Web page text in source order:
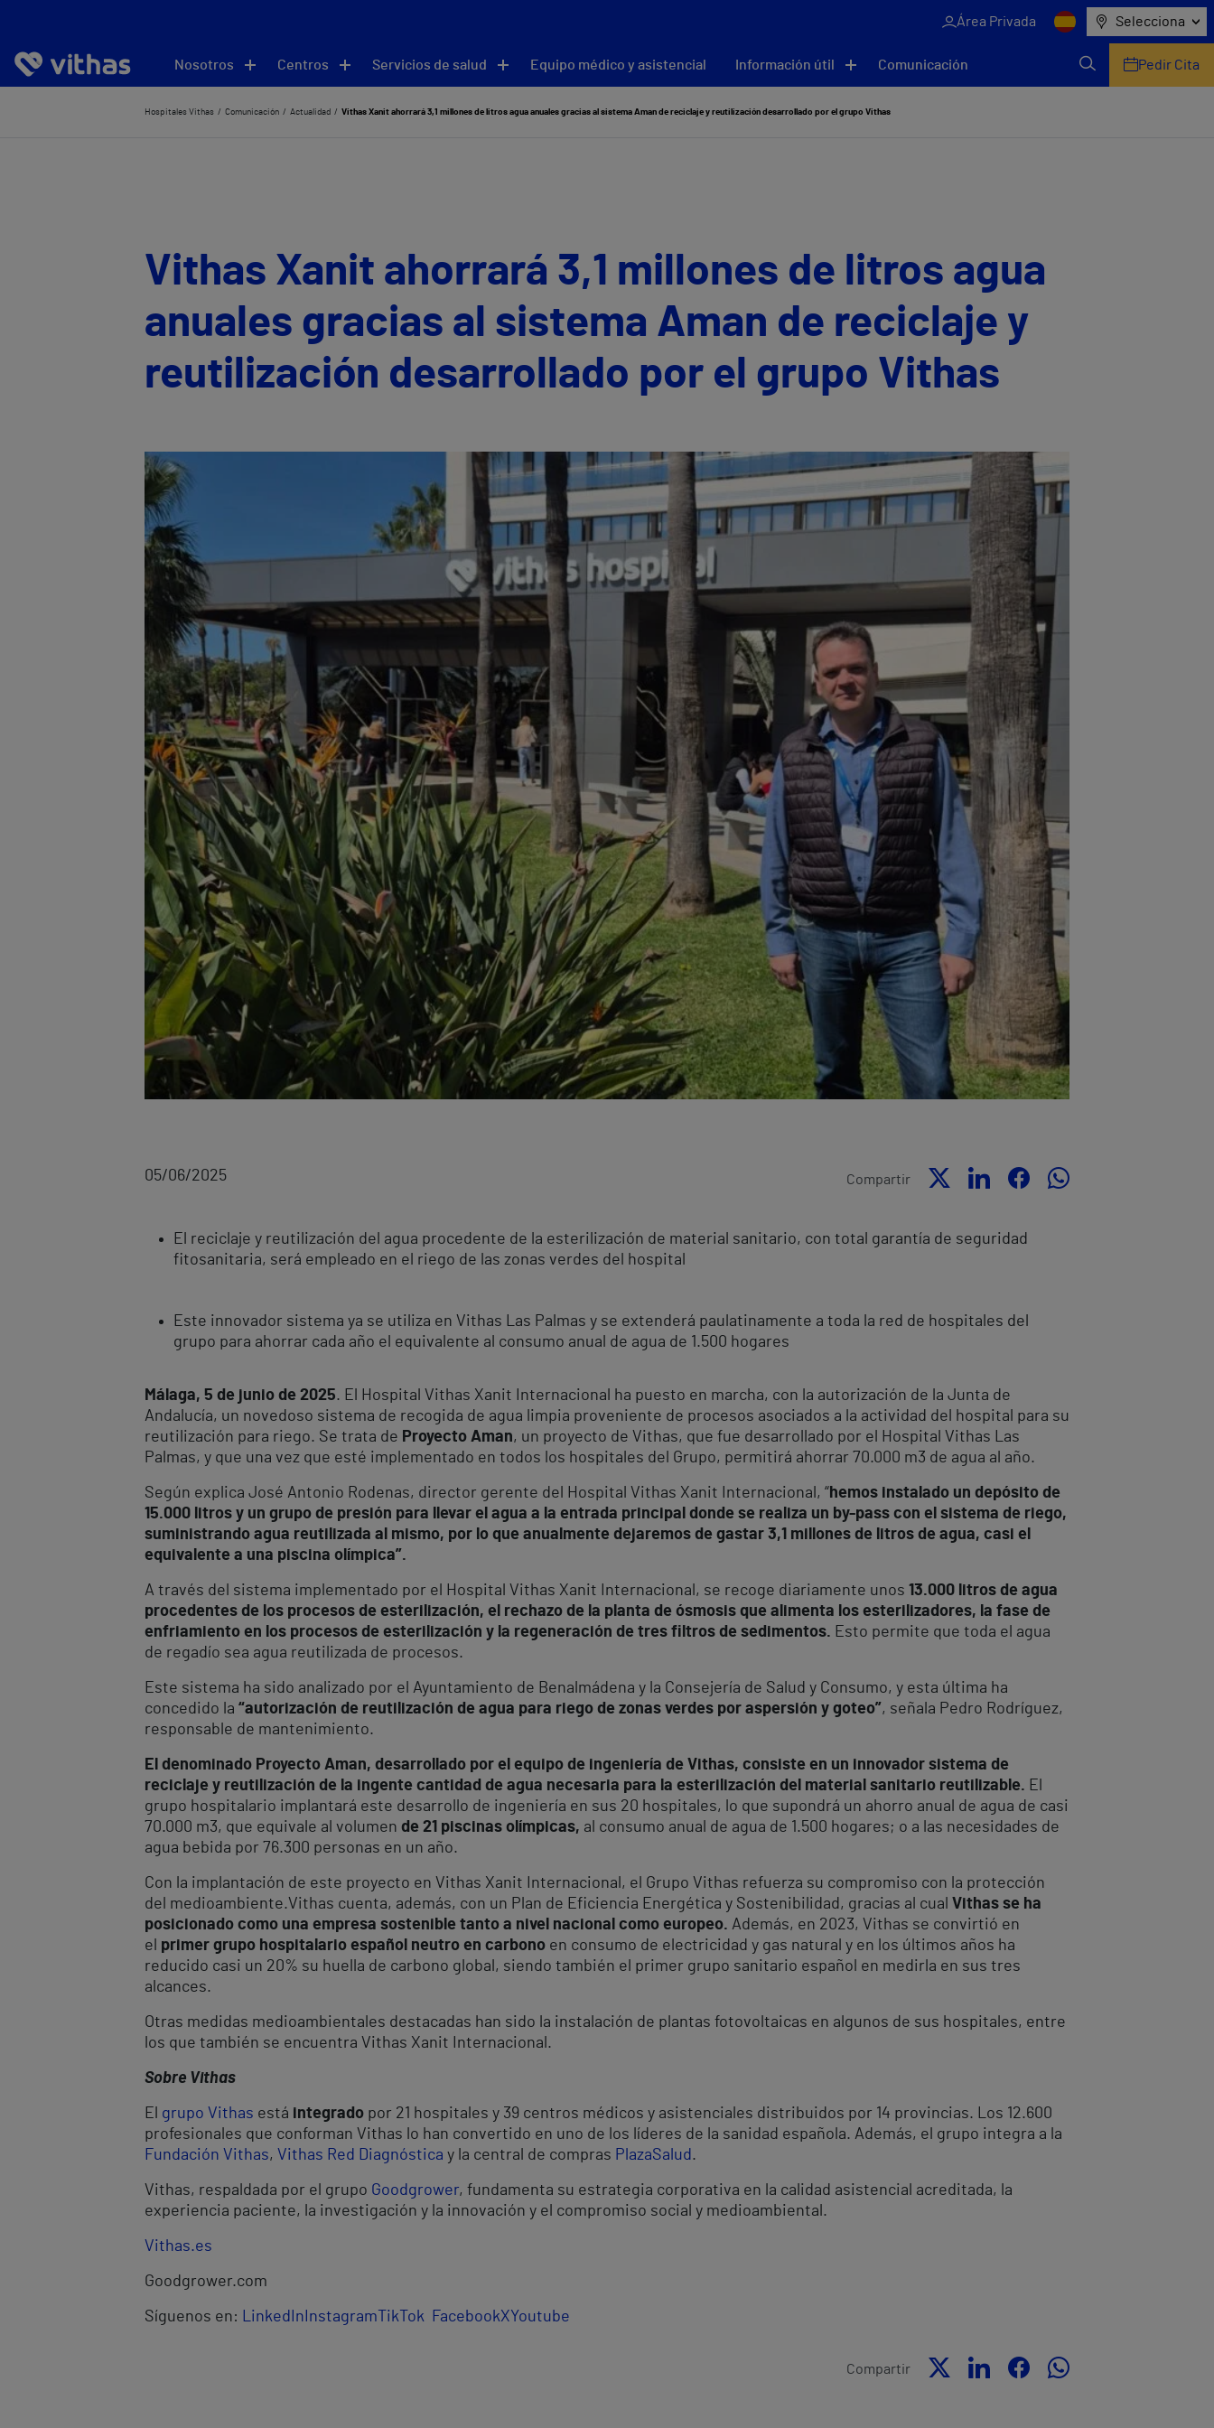
Área Privada Selecciona
Nosotros Centros Servicios de salud Equipo médico y asistencial Información útil Comunicación Pedir Cita
Hospitales Vithas Comunicación Actualidad Vithas Xanit ahorrará 3,1 millones de litros agua anuales gracias al sistema Aman de reciclaje y reutilización desarrollado por el grupo Vithas
Vithas Xanit ahorrará 3,1 millones de litros agua
anuales gracias al sistema Aman de reciclaje y
reutilización desarrollado por el grupo Vithas
05/06/2025 Compartir
El reciclaje y reutilización del agua procedente de la esterilización de material sanitario, con total garantía de seguridad
fitosanitaria, será empleado en el riego de las zonas verdes del hospital
Este innovador sistema ya se utiliza en Vithas Las Palmas y se extenderá paulatinamente a toda la red de hospitales del
grupo para ahorrar cada año el equivalente al consumo anual de agua de 1.500 hogares
Málaga, 5 de junio de 2025. El Hospital Vithas Xanit Internacional ha puesto en marcha, con la autorización de la Junta de
Andalucía, un novedoso sistema de recogida de agua limpia proveniente de procesos asociados a la actividad del hospital para su
reutilización para riego. Se trata de Proyecto Aman, un proyecto de Vithas, que fue desarrollado por el Hospital Vithas Las
Palmas, y que una vez que esté implementado en todos los hospitales del Grupo, permitirá ahorrar 70.000 m3 de agua al año.
Según explica José Antonio Rodenas, director gerente del Hospital Vithas Xanit Internacional, “hemos instalado un depósito de
15.000 litros y un grupo de presión para llevar el agua a la entrada principal donde se realiza un by-pass con el sistema de riego,
suministrando agua reutilizada al mismo, por lo que anualmente dejaremos de gastar 3,1 millones de litros de agua, casi el
equivalente a una piscina olímpica”.
A través del sistema implementado por el Hospital Vithas Xanit Internacional, se recoge diariamente unos 13.000 litros de agua
procedentes de los procesos de esterilización, el rechazo de la planta de ósmosis que alimenta los esterilizadores, la fase de
enfriamiento en los procesos de esterilización y la regeneración de tres filtros de sedimentos. Esto permite que toda el agua
de regadío sea agua reutilizada de procesos.
Este sistema ha sido analizado por el Ayuntamiento de Benalmádena y la Consejería de Salud y Consumo, y esta última ha
concedido la “autorización de reutilización de agua para riego de zonas verdes por aspersión y goteo”, señala Pedro Rodríguez,
responsable de mantenimiento.
El denominado Proyecto Aman, desarrollado por el equipo de ingeniería de Vithas, consiste en un innovador sistema de
reciclaje y reutilización de la ingente cantidad de agua necesaria para la esterilización del material sanitario reutilizable. El
grupo hospitalario implantará este desarrollo de ingeniería en sus 20 hospitales, lo que supondrá un ahorro anual de agua de casi
70.000 m3, que equivale al volumen de 21 piscinas olímpicas, al consumo anual de agua de 1.500 hogares; o a las necesidades de
agua bebida por 76.300 personas en un año.
Con la implantación de este proyecto en Vithas Xanit Internacional, el Grupo Vithas refuerza su compromiso con la protección
del medioambiente.Vithas cuenta, además, con un Plan de Eficiencia Energética y Sostenibilidad, gracias al cual Vithas se ha
posicionado como una empresa sostenible tanto a nivel nacional como europeo. Además, en 2023, Vithas se convirtió en
el primer grupo hospitalario español neutro en carbono en consumo de electricidad y gas natural y en los últimos años ha
reducido casi un 20% su huella de carbono global, siendo también el primer grupo sanitario español en medirla en sus tres
alcances.
Otras medidas medioambientales destacadas han sido la instalación de plantas fotovoltaicas en algunos de sus hospitales, entre
los que también se encuentra Vithas Xanit Internacional.
Sobre Vithas
El grupo Vithas está integrado por 21 hospitales y 39 centros médicos y asistenciales distribuidos por 14 provincias. Los 12.600
profesionales que conforman Vithas lo han convertido en uno de los líderes de la sanidad española. Además, el grupo integra a la
Fundación Vithas, Vithas Red Diagnóstica y la central de compras PlazaSalud .
Vithas, respaldada por el grupo Goodgrower, fundamenta su estrategia corporativa en la calidad asistencial acreditada, la
experiencia paciente, la investigación y la innovación y el compromiso social y medioambiental.
Vithas.es
Goodgrower.com
Síguenos en: LinkedIn Instagram TikTok FacebookXYoutube
Compartir